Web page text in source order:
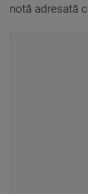
notă adresată